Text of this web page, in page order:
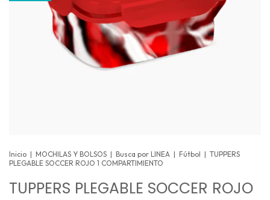
Inicio | MOCHILAS Y BOLSOS | Busca por LINEA | Fútbol | TUPPERS
PLEGABLE SOCCER ROJO 1 COMPARTIMIENTO
TUPPERS PLEGABLE SOCCER ROJO